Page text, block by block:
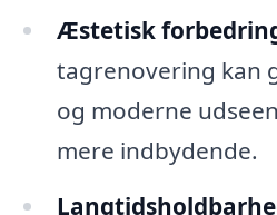
Æstetisk
tagrenovering kan
og moderne
mere indbydende.